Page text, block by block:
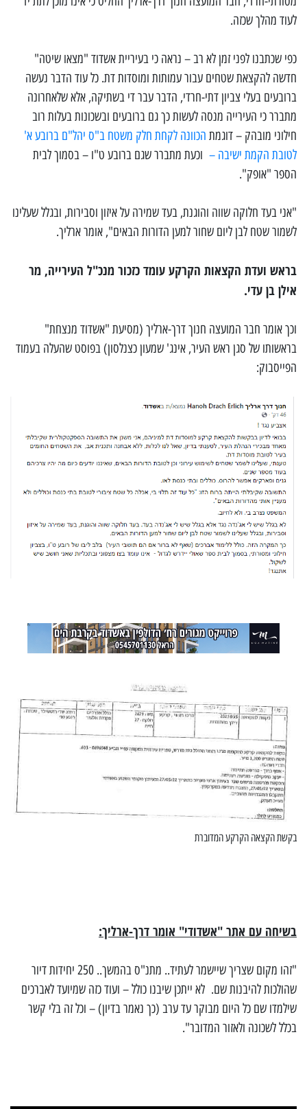
לעוד מהלך שכזה.
כפי שכתבנו לפני זמן לא רב – נראה כי בעיריית אשדוד "מצאו שיטה"
חדשה להקצאת שטחים עבור עמותות ומוסדות דת. כל עוד הדבר נעשה
ברובעים בעלי צביון דתי-חרדי, הדבר עבר די בשתיקה, אלא שלאחרונה
מתברר כי העירייה מנסה לעשות כך גם ברובעים ובשכונות בעלות רוב
חילוני מובהק – דוגמת הכוונה לקחת חלק משטח ב"ס יהל"ם ברובע א'
לטובת הקמת ישיבה – וכעת מתברר שגם ברובע ט"ו – בסמוך לבית
הספר "אופק".
"אני בעד חלוקה שווה והוגנת, בעד שמירה על איזון וסבירות, ובגלל שעלינו
לשמור שטח לבן ליום שחור למען הדורות הבאים", אומר ארליך.
בראש ועדת הקצאות הקרקע עומד כזכור מנכ"ל העירייה, מר
אילן בן עדי.
וכך אומר חבר המועצה חנוך דרך-ארליך (מסיעת "אשדוד מנצחת"
בראשותו של סגן ראש העיר, אינג' שמעון כצנלסון) בפוסט שהעלה בעמוד
הפייסבוק:
בקשת הקצאה הקרקע המדוברת
בשיחה עם אתר "אשדודי" אומר דרך-ארליך:
"זהו מקום שצריך שיישמר לעתיד.. מתנ"ס בהמשך.. 250 יחידות דיור
שהולכות להיבנות שם. לא ייתכן שיבנו כולל – ועוד כזה שמיועד לאברכים
שילמדו שם כל היום מבוקר עד ערב (כך נאמר בדיון) – וכל זה בלי קשר
בכלל לשכונה ולאזור המדובר".